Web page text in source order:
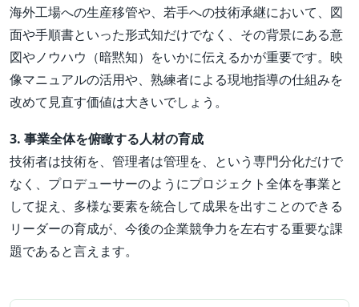
海外工場への生産移管や、若手への技術承継において、図
面や手順書といった形式知だけでなく、その背景にある意
図やノウハウ（暗黙知）をいかに伝えるかが重要です。映
像マニュアルの活用や、熟練者による現地指導の仕組みを
改めて見直す価値は大きいでしょう。
3. 事業全体を俯瞰する人材の育成
技術者は技術を、管理者は管理を、という専門分化だけで
なく、プロデューサーのようにプロジェクト全体を事業と
して捉え、多様な要素を統合して成果を出すことのできる
リーダーの育成が、今後の企業競争力を左右する重要な課
題であると言えます。